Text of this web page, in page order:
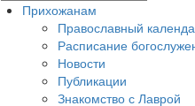
Прихожанам
Православный
Расписание
Новости
Публикации
Знакомство с Лаврой